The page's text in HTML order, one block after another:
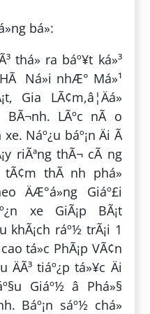
bá»:
thá» ra báº¥t ká»³
Ná»i nhÆ° Má»¹
Gia LÃ¢m,â¦Äá»
BÃ¬nh. LÃºc nÃ o
Náº¿u báº¡n Äi Ã
riÃªng thÃ¬ cÃ ng
tÃ¢m thÃ nh phá»
ÄÆ°á»ng Giáº£i
xe GiÃ¡p BÃ¡t
khÃ¡ch ráº½ trÃ¡i 1
tá»c PhÃ¡p VÃ¢n
ÄÃ³ tiáº¿p tá»¥c Äi
Giáº½ â Phá»§
Báº¡n sáº½ chá»